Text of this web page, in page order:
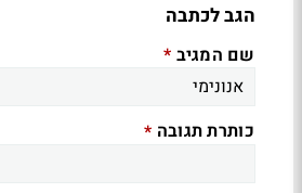
הגב לכתבה
שם המגיב *
כותרת תגובה *